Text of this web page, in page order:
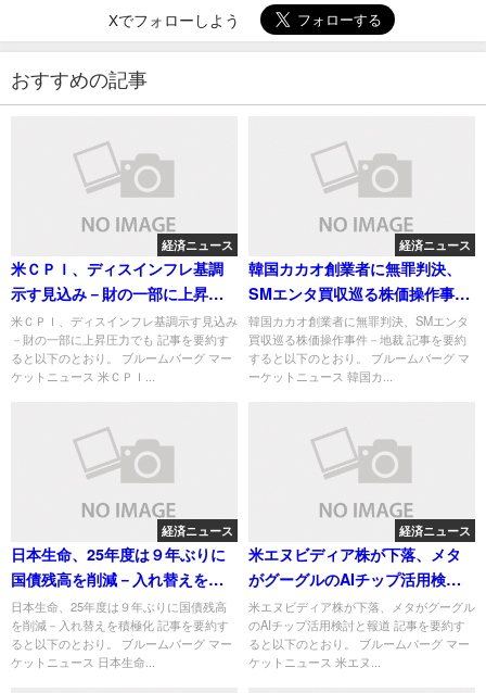
Xでフォローしよう
おすすめの記事
経済ニュース
米ＣＰＩ、ディスインフレ基調
示す見込み－財の一部に上昇圧
力でも
米ＣＰＩ、ディスインフレ基調示す見込み
－財の一部に上昇圧力でも 記事を要約す
ると以下のとおり。 ブルームバーグ マー
ケットニュース 米ＣＰＩ...
経済ニュース
韓国カカオ創業者に無罪判決、
SMエンタ買収巡る株価操作事件
－地裁
韓国カカオ創業者に無罪判決、SMエンタ
買収巡る株価操作事件－地裁 記事を要約
すると以下のとおり。 ブルームバーグ マ
ーケットニュース 韓国カ...
経済ニュース
日本生命、25年度は９年ぶりに
国債残高を削減－入れ替えを積
極化
日本生命、25年度は９年ぶりに国債残高
を削減－入れ替えを積極化 記事を要約す
ると以下のとおり。 ブルームバーグ マー
ケットニュース 日本生命...
経済ニュース
米エヌビディア株が下落、メタ
がグーグルのAIチップ活用検討
と報道
米エヌビディア株が下落、メタがグーグル
のAIチップ活用検討と報道 記事を要約す
ると以下のとおり。 ブルームバーグ マー
ケットニュース 米エヌ...